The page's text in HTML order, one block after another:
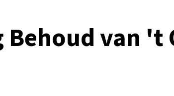
van 't